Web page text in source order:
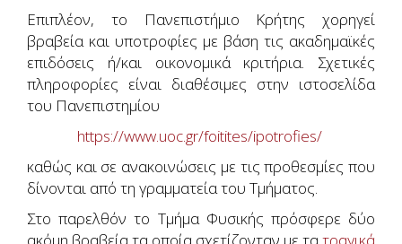
Επιπλέον, το Πανεπιστήμιο Κρήτης χορηγεί
βραβεία και υποτροφίες με βάση τις ακαδημαϊκές
επιδόσεις ή/και οικονομικά κριτήρια. Σχετικές
πληροφορίες είναι διαθέσιμες στην ιστοσελίδα
του Πανεπιστημίου
https://www.uoc.gr/foitites/ipotrofies/
καθώς και σε ανακοινώσεις με τις προθεσμίες που
δίνονται από τη γραμματεία του Τμήματος.
Στο παρελθόν το Τμήμα Φυσικής πρόσφερε δύο